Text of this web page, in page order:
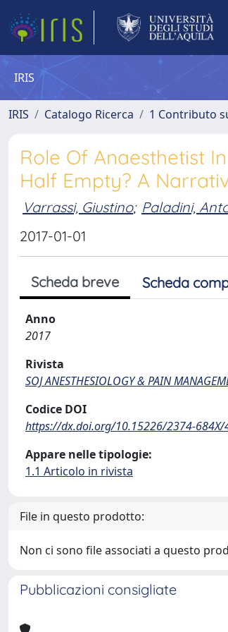
IRIS
IRIS Catalogo Ricerca 1 Contributo
Role Of Anaesthetist
Half Empty? A
Varrassi, Giustino; Paladini,
2017-01-01
Scheda breve Scheda
Anno
2017
Rivista
SOJ ANESTHESIOLOGY & PAIN
Codice DOI
https://dx.doi.org/10.15226/2374-
Appare nelle tipologie:
1.1 Articolo in rivista
File in questo prodotto:
Non ci sono file associati a questo
Pubblicazioni consigliate